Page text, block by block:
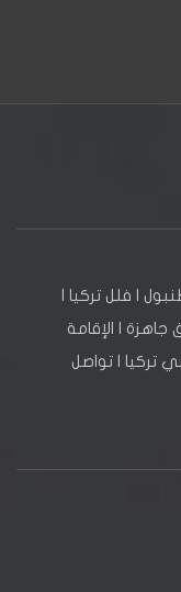
| فلل تركيا |
جاهزة | الإقامة
تركيا | تواصل